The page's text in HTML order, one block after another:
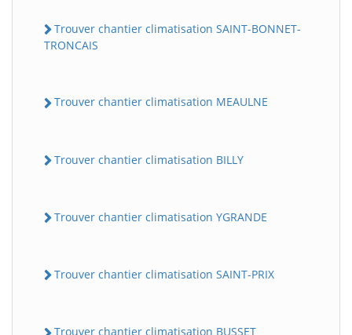
Trouver chantier climatisation SAINT-BONNET-
TRONCAIS
Trouver chantier climatisation MEAULNE
Trouver chantier climatisation BILLY
Trouver chantier climatisation YGRANDE
Trouver chantier climatisation SAINT-PRIX
Trouver chantier climatisation BUSSET